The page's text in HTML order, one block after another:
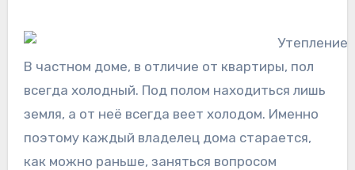
В частном доме, в отличие от квартиры, пол
всегда холодный. Под полом находиться лишь
земля, а от неё всегда веет холодом. Именно
поэтому каждый владелец дома старается,
как можно раньше, заняться вопросом